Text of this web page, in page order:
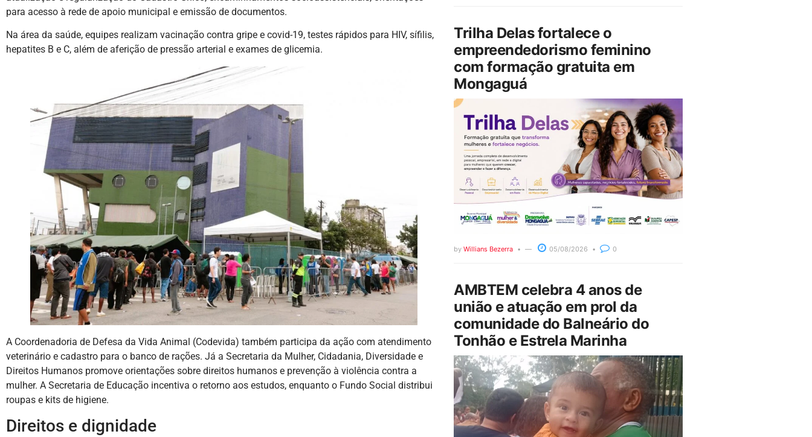
para acesso à rede de apoio municipal e emissão de documentos.
Na área da saúde, equipes realizam vacinação contra gripe e covid-19, testes rápidos para HIV, sífilis,
hepatites B e C, além de aferição de pressão arterial e exames de glicemia.
A Coordenadoria de Defesa da Vida Animal (Codevida) também participa da ação com atendimento
veterinário e cadastro para o banco de rações. Já a Secretaria da Mulher, Cidadania, Diversidade e
Direitos Humanos promove orientações sobre direitos humanos e prevenção à violência contra a
mulher. A Secretaria de Educação incentiva o retorno aos estudos, enquanto o Fundo Social distribui
roupas e kits de higiene.
Direitos e dignidade
Trilha Delas fortalece o
empreendedorismo feminino
com formação gratuita em
Mongaguá
by Willians Bezerra 05/08/2026 0
AMBTEM celebra 4 anos de
união e atuação em prol da
comunidade do Balneário do
Tonhão e Estrela Marinha